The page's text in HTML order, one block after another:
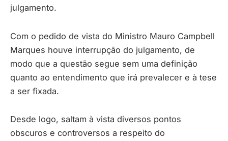
julgamento.
Com o pedido de vista do Ministro Mauro Campbell
Marques houve interrupção do julgamento, de
modo que a questão segue sem uma definição
quanto ao entendimento que irá prevalecer e à tese
a ser fixada.
Desde logo, saltam à vista diversos pontos
obscuros e controversos a respeito do